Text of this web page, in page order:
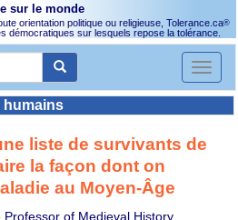
sur le monde
orientation politique ou religieuse, Tolerance.ca®
démocratiques sur lesquels repose la tolérance.
Toggle
humains
liste de survivants de
la façon dont on
au Moyen-Âge
of Medieval History,